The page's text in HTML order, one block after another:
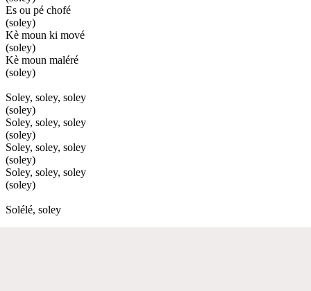
Es ou pé chofé
(soley)
Kè moun ki mové
(soley)
Kè moun maléré
(soley)
Soley, soley, soley
(soley)
Soley, soley, soley
(soley)
Soley, soley, soley
(soley)
Soley, soley, soley
(soley)
Solélé, soley